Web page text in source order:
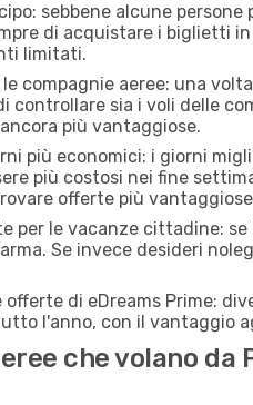
sebbene alcune
di acquistare i biglietti
limitati.
compagnie aeree: una
controllare sia i voli delle
più vantaggiose.
più economici: i giorni
più costosi nei fine
offerte più
per le vacanze cittadine:
Se invece desideri
di eDreams Prime:
l'anno, con il vantaggio
che volano da